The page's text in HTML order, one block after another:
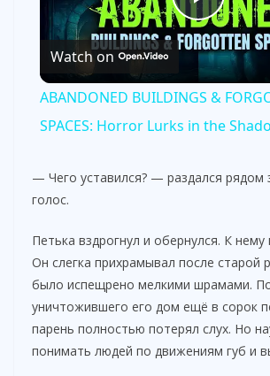
P
l
a
y
V
i
d
Watch on
ABANDONED BUILDINGS &
SPACES: Horror Lurks in the
— Чего уставился? — раздался рядом
голос.
Петька вздрогнул и обернулся. К нему
Он слегка прихрамывал после старой
было испещрено мелкими шрамами.
уничтожившего его дом ещё в сорок
парень полностью потерял слух. Но
понимать людей по движениям губ и